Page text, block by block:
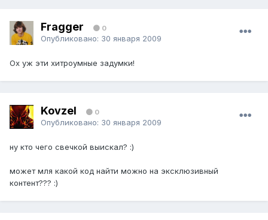
Fragger 0
Опубликовано: 30 января 2009
Ох уж эти хитроумные задумки!
Kovzel 0
Опубликовано: 30 января 2009
ну кто чего свечкой выискал? :)
может мля какой код найти можно на эксклюзивный
контент??? :)